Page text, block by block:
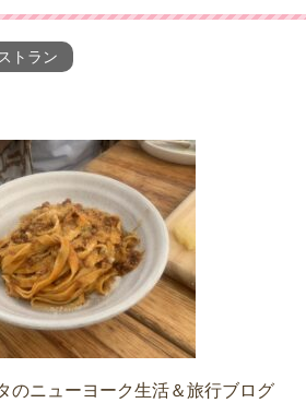
トラン
ニューヨーク生活＆旅行ブログ